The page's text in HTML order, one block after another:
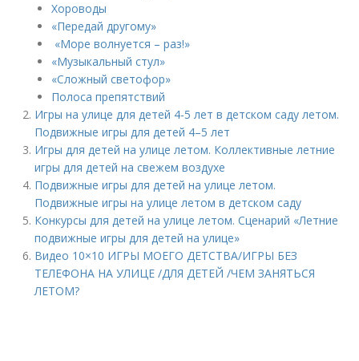
Хороводы
«Передай другому»
«Море волнуется – раз!»
«Музыкальный стул»
«Сложный светофор»
Полоса препятствий
Игры на улице для детей 4-5 лет в детском саду летом.
Подвижные игры для детей 4–5 лет
Игры для детей на улице летом. Коллективные летние
игры для детей на свежем воздухе
Подвижные игры для детей на улице летом.
Подвижные игры на улице летом в детском саду
Конкурсы для детей на улице летом. Сценарий «Летние
подвижные игры для детей на улице»
Видео 10×10 ИГРЫ МОЕГО ДЕТСТВА/ИГРЫ БЕЗ
ТЕЛЕФОНА НА УЛИЦЕ /ДЛЯ ДЕТЕЙ /ЧЕМ ЗАНЯТЬСЯ
ЛЕТОМ?